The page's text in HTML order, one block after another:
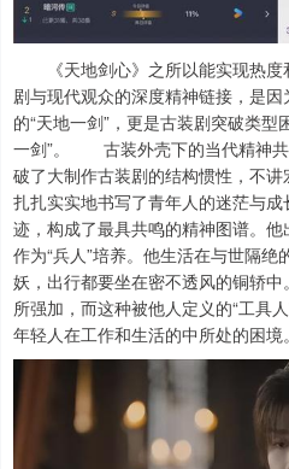
《天地剑心》之所以能实现热度
剧与现代观众的深度精神链接，是
的“天地一剑”，更是古装剧突破类
一剑”。 古装外壳下的当代精神
破了大制作古装剧的结构惯性，不
扎扎实实地书写了青年人的迷茫
迹，构成了最具共鸣的精神图谱。
作为“兵人”培养。他生活在与世隔
妖，出行都要坐在密不透风的铜轿中
所强加，而这种被他人定义的“工具
年轻人在工作和生活的中所处的困境。